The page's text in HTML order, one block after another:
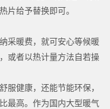
片给予替换即可。
采暖费，就可安心等候暖
或者以热计量方法自若操
服健康，还能节能环保，
最高。作为国内大型暖气